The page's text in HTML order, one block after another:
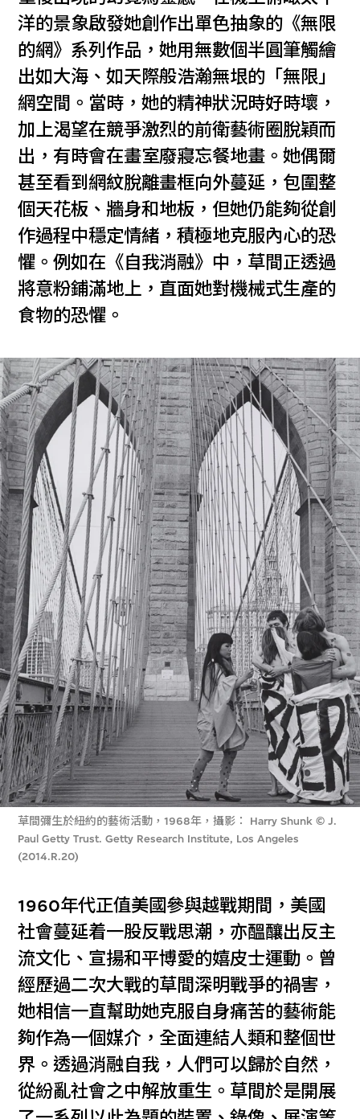
洋的景象啟發她創作出單色抽象的《無限
的網》系列作品，她用無數個半圓筆觸繪
出如大海、如天際般浩瀚無垠的「無限」
網空間。當時，她的精神狀況時好時壞，
加上渴望在競爭激烈的前衛藝術圈脫穎而
出，有時會在畫室廢寢忘餐地畫。她偶爾
甚至看到網紋脫離畫框向外蔓延，包圍整
個天花板、牆身和地板，但她仍能夠從創
作過程中穩定情緒，積極地克服內心的恐
懼。例如在《自我消融》中，草間正透過
將意粉鋪滿地上，直面她對機械式生產的
食物的恐懼。
草間彌生於紐約的藝術活動，1968年，攝影： Harry Shunk © J.
Paul Getty Trust. Getty Research Institute, Los Angeles
(2014.R.20)
1960年代正值美國參與越戰期間，美國
社會蔓延着一股反戰思潮，亦醞釀出反主
流文化、宣揚和平博愛的嬉皮士運動。曾
經歷過二次大戰的草間深明戰爭的禍害，
她相信一直幫助她克服自身痛苦的藝術能
夠作為一個媒介，全面連結人類和整個世
界。透過消融自我，人們可以歸於自然，
從紛亂社會之中解放重生。草間於是開展